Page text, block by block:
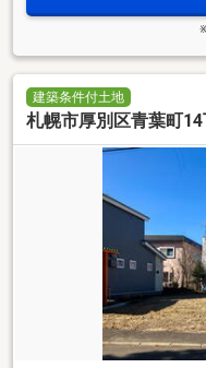
建築条件付土地
札幌市厚別区青葉町14